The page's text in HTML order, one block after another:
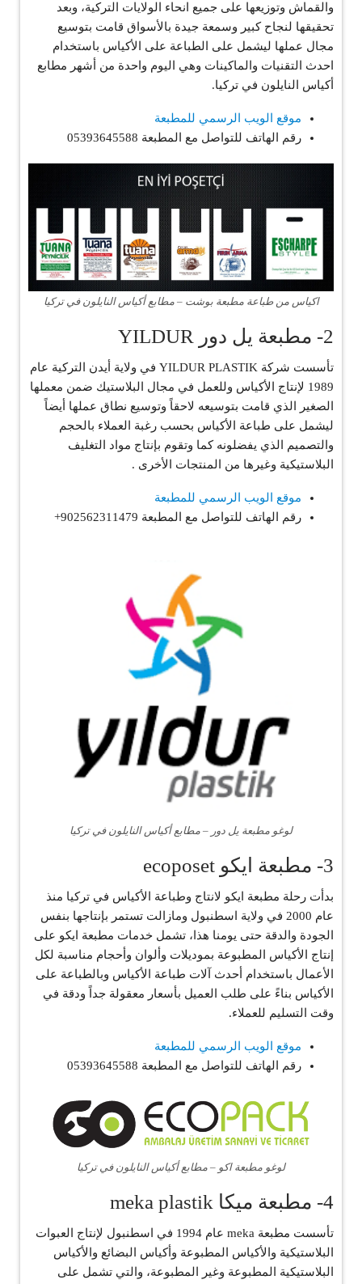
والقماش وتوزيعها على جميع انحاء الولايات التركية، وبعد
تحقيقها لنجاح كبير وسمعة جيدة بالأسواق قامت بتوسيع
مجال عملها ليشمل على الطباعة على الأكياس باستخدام
احدث التقنيات والماكينات وهي اليوم واحدة من أشهر مطابع
أكياس النايلون في تركيا.
موقع الويب الرسمي للمطبعة
رقم الهاتف للتواصل مع المطبعة 05393645588
اكياس من طباعة مطبعة بوشت – مطابع أكياس النايلون في تركيا
2- مطبعة يل دور YILDUR
تأسست شركة YILDUR PLASTIK في ولاية أيدن التركية عام
1989 لإنتاج الأكياس وللعمل في مجال البلاستيك ضمن معملها
الصغير الذي قامت بتوسيعه لاحقاً وتوسيع نطاق عملها أيضاً
ليشمل على طباعة الأكياس بحسب رغبة العملاء بالحجم
والتصميم الذي يفضلونه كما وتقوم بإنتاج مواد التغليف
البلاستيكية وغيرها من المنتجات الأخرى .
موقع الويب الرسمي للمطبعة
رقم الهاتف للتواصل مع المطبعة 902562311479+
لوغو مطبعة يل دور – مطابع أكياس النايلون في تركيا
3- مطبعة ايكو ecoposet
بدأت رحلة مطبعة ايكو لانتاج وطباعة الأكياس في تركيا منذ
عام 2000 في ولاية اسطنبول ومازالت تستمر بإنتاجها بنفس
الجودة والدقة حتى يومنا هذا، تشمل خدمات مطبعة ايكو على
إنتاج الأكياس المطبوعة بموديلات وألوان وأحجام مناسبة لكل
الأعمال باستخدام أحدث آلات طباعة الأكياس وبالطباعة على
الأكياس بناءً على طلب العميل بأسعار معقولة جداً ودقة في
وقت التسليم للعملاء.
موقع الويب الرسمي للمطبعة
رقم الهاتف للتواصل مع المطبعة 05393645588
لوغو مطبعة اكو – مطابع أكياس النايلون في تركيا
4- مطبعة ميكا meka plastik
تأسست مطبعة meka عام 1994 في اسطنبول لإنتاج العبوات
البلاستيكية والأكياس المطبوعة وأكياس البضائع والأكياس
البلاستيكية المطبوعة وغير المطبوعة، والتي تشمل على